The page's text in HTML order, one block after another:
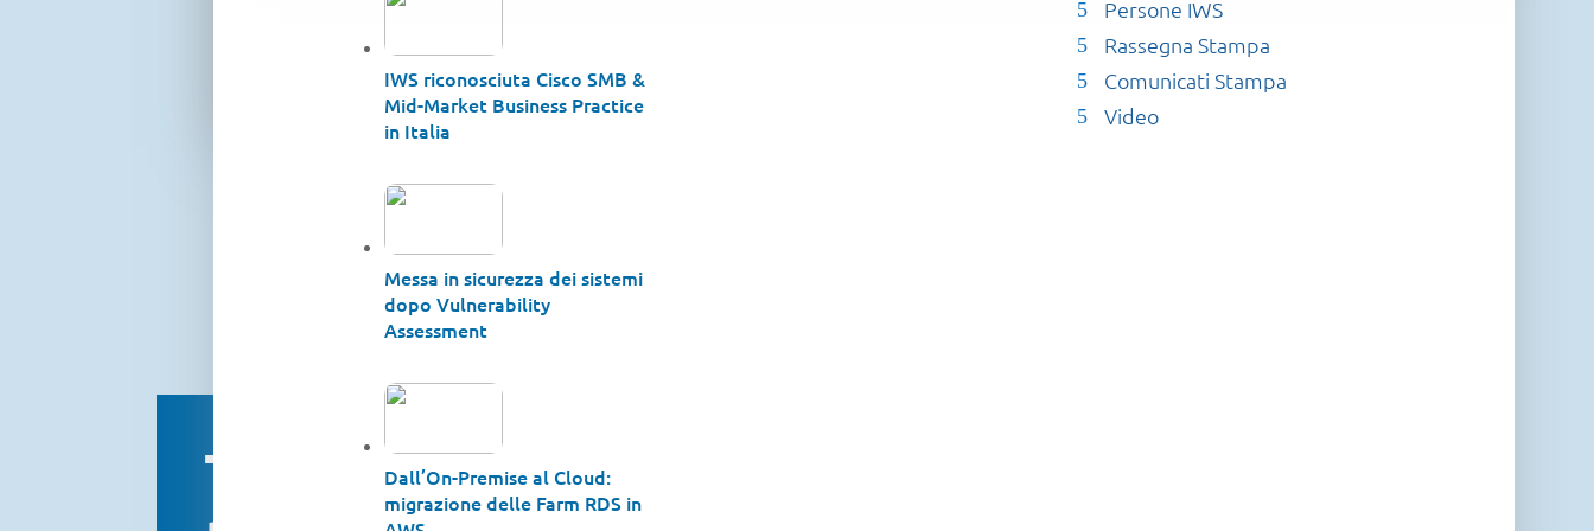
IWS riconosciuta Cisco SMB &
Mid-Market Business Practice
in Italia
Messa in sicurezza dei sistemi
dopo Vulnerability
Assessment
Dall’On-Premise al Cloud:
migrazione delle Farm RDS in
Persone IWS
Rassegna Stampa
Comunicati Stampa
Video
The Global Information Technology